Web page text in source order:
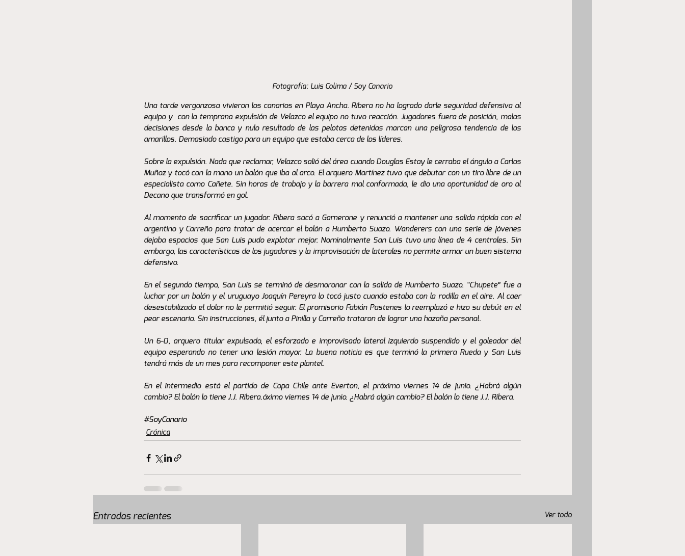
Fotografía: Luis Colima / Soy Canario
Una tarde vergonzosa vivieron los canarios en Playa Ancha. Ribera no ha logrado darle seguridad defensiva al
equipo y  con la temprana expulsión de Velazco el equipo no tuvo reacción. Jugadores fuera de posición, malas
decisiones desde la banca y nulo resultado de las pelotas detenidas marcan una peligrosa tendencia de los
amarillos. Demasiado castigo para un equipo que estaba cerca de los líderes.
Sobre la expulsión. Nada que reclamar, Velazco salió del área cuando Douglas Estay le cerraba el ángulo a Carlos
Muñoz y tocó con la mano un balón que iba al arco. El arquero Martínez tuvo que debutar con un tiro libre de un
especialista como Cañete. Sin horas de trabajo y la barrera mal conformada, le dio una oportunidad de oro al
Decano que transformó en gol.
Al momento de sacrificar un jugador. Ribera sacó a Garnerone y renunció a mantener una salida rápida con el
argentino y Carreño para tratar de acercar el balón a Humberto Suazo. Wanderers con una serie de jóvenes
dejaba espacios que San Luis pudo explotar mejor. Nominalmente San Luis tuvo una línea de 4 centrales. Sin
embargo, las características de los jugadores y la improvisación de laterales no permite armar un buen sistema
defensivo.
En el segundo tiempo, San Luis se terminó de desmoronar con la salida de Humberto Suazo. “Chupete” fue a
luchar por un balón y el uruguayo Joaquín Pereyra lo tocó justo cuando estaba con la rodilla en el aire. Al caer
desestabilizado el dolor no le permitió seguir. El promisorio Fabián Pastenes lo reemplazó e hizo su debút en el
peor escenario. Sin instrucciones, él junto a Pinilla y Carreño trataron de lograr una hazaña personal.
Un 6-0, arquero titular expulsado, el esforzado e improvisado lateral izquierdo suspendido y el goleador del
equipo esperando no tener una lesión mayor. La buena noticia es que terminó la primera Rueda y San Luis
tendrá más de un mes para recomponer este plantel.
En el intermedio está el partido de Copa Chile ante Everton, el próximo viernes 14 de junio. ¿Habrá algún
cambio? El balón lo tiene J.J. Ribera.óximo viernes 14 de junio. ¿Habrá algún cambio? El balón lo tiene J.J. Ribera.
#SoyCanario
Crónica
Entradas recientes Ver todo